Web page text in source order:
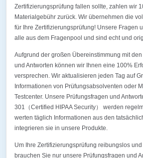
Zertifizierungsprüfung fallen sollte, zahlen wir
Materialgebühr zurück. Wir übernehmen die
für Ihre Zertifizierungsprüfung! Unsere Fragen
alle aus dem Fragenpool und sind echt und
Aufgrund der großen Übereinstimmung mit
und Antworten können wir Ihnen eine 100%
versprechen. Wir aktualisieren jeden Tag auf
Informationen von Prüfungsabsolventen oder
Testcenter. Unsere Prüfungsfragen und
301（Certified HIPAA Security） werden
werten täglich Informationen aus den
integrieren sie in unsere Produkte.
Um Ihre Zertifizierungsprüfung reibungslos
brauchen Sie nur unsere Prüfungsfragen und